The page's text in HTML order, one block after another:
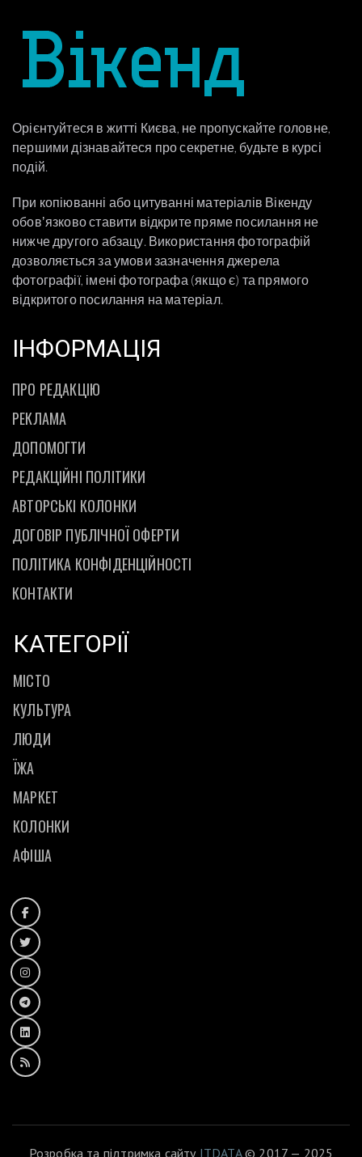
Орієнтуйтеся в житті Києва, не пропускайте головне,
першими дізнавайтеся про секретне, будьте в курсі
подій.
При копіюванні або цитуванні матеріалів Вікенду
обовʼязково ставити відкрите пряме посилання не
нижче другого абзацу. Використання фотографій
дозволяється за умови зазначення джерела
фотографії, імені фотографа (якщо є) та прямого
відкритого посилання на матеріал.
ІНФОРМАЦІЯ
ПРО РЕДАКЦІЮ
РЕКЛАМА
ДОПОМОГТИ
РЕДАКЦІЙНІ ПОЛІТИКИ
АВТОРСЬКІ КОЛОНКИ
ДОГОВІР ПУБЛІЧНОЇ ОФЕРТИ
ПОЛІТИКА КОНФІДЕНЦІЙНОСТІ
КОНТАКТИ
КАТЕГОРІЇ
МІСТО
КУЛЬТУРА
ЛЮДИ
ЇЖА
МАРКЕТ
КОЛОНКИ
АФІША
Розробка та підтримка сайту ITDATA© 2017 — 2025